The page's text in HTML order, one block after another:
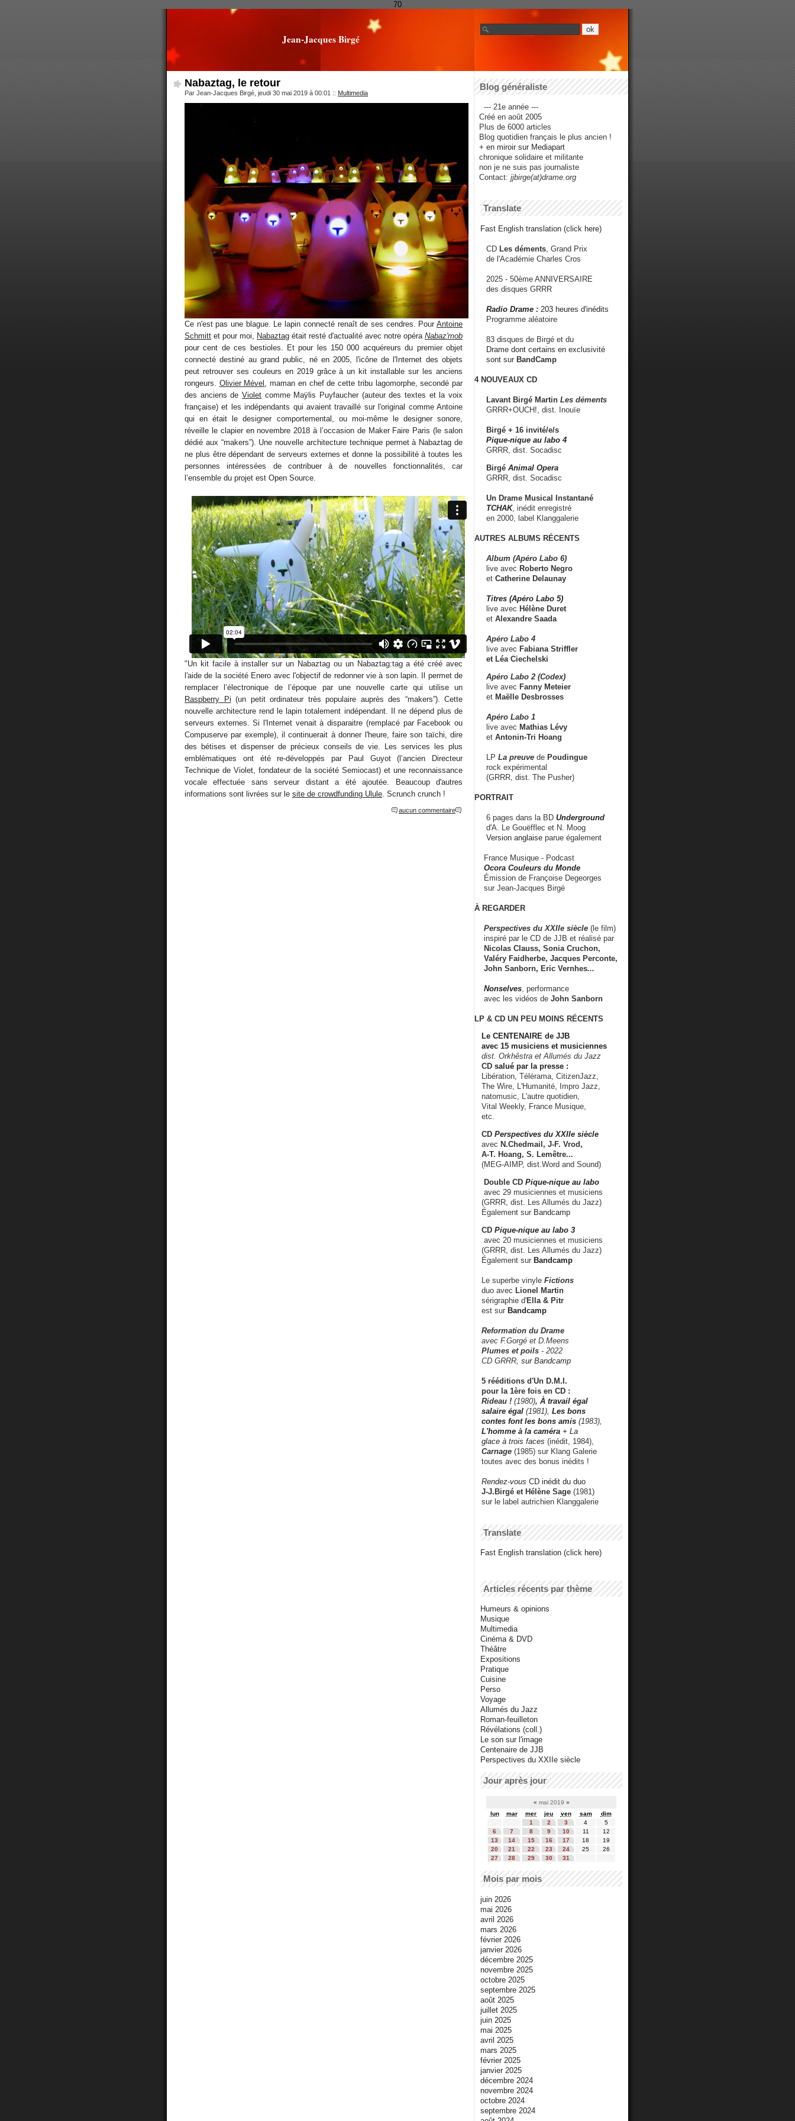
70
Jean-Jacques Birgé
Nabaztag, le retour
Par Jean-Jacques Birgé, jeudi 30 mai 2019 à 00:01 :: Multimedia
Ce n'est pas une blague. Le lapin connecté renaît de ses cendres. Pour Antoine
Schmitt et pour moi, Nabaztag était resté d'actualité avec notre opéra Nabaz'mob
pour cent de ces bestioles. Et pour les 150 000 acquéreurs du premier objet
connecté destiné au grand public, né en 2005, l'icône de l'Internet des objets
peut retrouver ses couleurs en 2019 grâce à un kit installable sur les anciens
rongeurs. Olivier Mével
, maman en chef de cette tribu lagomorphe, secondé par
des anciens de Violet comme Maÿlis Puyfaucher (auteur des textes et la voix
française) et les indépendants qui avaient travaillé sur l'original comme Antoine
qui en était le designer comportemental, ou moi-même le designer sonore,
réveille le clapier en novembre 2018 à l’occasion de Maker Faire Paris (le salon
dédié aux “makers”). Une nouvelle architecture technique permet à Nabaztag de
ne plus être dépendant de serveurs externes et donne la possibilité à toutes les
personnes intéressées de contribuer à de nouvelles fonctionnalités, car
l’ensemble du projet est Open Source.
"Un kit facile à installer sur un Nabaztag ou un Nabaztag:tag a été créé avec
l'aide de la société Enero avec l'objectif de redonner vie à son lapin. Il permet de
remplacer l’électronique de l’époque par une nouvelle carte qui utilise un
Raspberry Pi (un petit ordinateur très populaire auprès des “makers”). Cette
nouvelle architecture rend le lapin totalement indépendant. Il ne dépend plus de
serveurs externes. Si l'Internet venait à disparaitre (remplacé par Facebook ou
Compuserve par exemple), il continuerait à donner l'heure, faire son taïchi, dire
des bétises et dispenser de précieux conseils de vie. Les services les plus
emblématiques ont été re-développés par Paul Guyot (l’ancien Directeur
Technique de Violet, fondateur de la société Semiocast) et une reconnaissance
vocale effectuée sans serveur distant a été ajoutée. Beaucoup d'autres
informations sont livrées sur le site de crowdfunding Ulule . Scrunch crunch !
aucun commentaire
Blog généraliste
--- 21e année ---
Créé en août 2005
Plus de 6000 articles
Blog quotidien français le plus ancien !
+ en miroir sur Mediapart
chronique solidaire et militante
non je ne suis pas journaliste
Contact: jjbirge(at)drame.org
Translate
Fast English translation (click here)
CD Les déments , Grand Prix
de l'Académie Charles Cros
2025 - 50ème ANNIVERSAIRE
des disques GRRR
Radio Drame : 203 heures d'inédits
Programme aléatoire
83 disques de Birgé et du
Drame dont certains en exclusivité
sont sur BandCamp
4 NOUVEAUX CD
Lavant Birgé Martin Les déments
GRRR+OUCH!, dist. Inouïe
Birgé + 16 invité/e/s
Pique-nique au labo 4
GRRR, dist. Socadisc
Birgé Animal Opera
GRRR, dist. Socadisc
Un Drame Musical Instantané
TCHAK, inédit enregistré
en 2000, label Klanggalerie
AUTRES ALBUMS RÉCENTS
Album (Apéro Labo 6)
live avec Roberto Negro
et Catherine Delaunay
Titres (Apéro Labo 5)
live avec Hélène Duret
et Alexandre Saada
Apéro Labo 4
live avec Fabiana Striffler
et Léa Ciechelski
Apéro Labo 2 (Codex)
live avec Fanny Meteier
et Maëlle Desbrosses
Apéro Labo 1
live avec Mathias Lévy
et Antonin-Tri Hoang
LP La preuve de Poudingue
rock expérimental
(GRRR, dist. The Pusher)
PORTRAIT
6 pages dans la BD Underground
d'A. Le Gouëfflec et N. Moog
Version anglaise parue également
France Musique - Podcast
Ocora Couleurs du Monde
Émission de Françoise Degeorges
sur Jean-Jacques Birgé
À REGARDER
Perspectives du XXIIe siècle (le film)
inspiré par le CD de JJB et réalisé par
Nicolas Clauss, Sonia Cruchon,
Valéry Faidherbe, Jacques Perconte,
John Sanborn, Eric Vernhes...
Nonselves , performance
avec les vidéos de John Sanborn
LP & CD UN PEU MOINS RÉCENTS
Le CENTENAIRE de JJB
avec 15 musiciens et musiciennes
dist. Orkhêstra et Allumés du Jazz
CD salué par la presse :
Libération, Télérama, CitizenJazz,
The Wire, L'Humanité, Impro Jazz,
natomusic, L'autre quotidien,
Vital Weekly, France Musique,
etc.
CD Perspectives du XXIIe siècle
avec N.Chedmail, J-F. Vrod,
A-T. Hoang, S. Lemêtre...
(MEG-AIMP, dist.Word and Sound)
Double CD Pique-nique au labo
avec 29 musiciennes et musiciens
(GRRR, dist. Les Allumés du Jazz)
Également sur Bandcamp
CD Pique-nique au labo 3
avec 20 musiciennes et musiciens
(GRRR, dist. Les Allumés du Jazz)
Également sur Bandcamp
Le superbe vinyle Fictions
duo avec Lionel Martin
sérigraphie d'Ella & Pitr
est sur Bandcamp
Reformation du Drame
avec F.Gorgé et D.Meens
Plumes et poils - 2022
CD GRRR, sur Bandcamp
5 rééditions d'Un D.M.I.
pour la 1ère fois en CD :
Rideau ! (1980), À travail égal
salaire égal (1981), Les bons
contes font les bons amis (1983),
L'homme à la caméra + La
glace à trois faces (inédit, 1984),
Carnage (1985) sur Klang Galerie
toutes avec des bonus inédits !
Rendez-vous CD inédit du duo
J-J.Birgé et Hélène Sage (1981)
sur le label autrichien Klanggalerie
Translate
Fast English translation (click here)
Articles récents par thème
Humeurs & opinions
Musique
Multimedia
Cinéma & DVD
Théâtre
Expositions
Pratique
Cuisine
Perso
Voyage
Allumés du Jazz
Roman-feuilleton
Révélations (coll.)
Le son sur l'image
Centenaire de JJB
Perspectives du XXIIe siècle
Jour après jour
« mai 2019 »
lun
mar mer jeu ven sam
dim
1
2 3 4
5
6
7 8 9 10 11
12
13
14 15 16 17 18
19
20
21 22 23 24 25
26
27
28 29 30 31
Mois par mois
juin 2026
mai 2026
avril 2026
mars 2026
février 2026
janvier 2026
décembre 2025
novembre 2025
octobre 2025
septembre 2025
août 2025
juillet 2025
juin 2025
mai 2025
avril 2025
mars 2025
février 2025
janvier 2025
décembre 2024
novembre 2024
octobre 2024
septembre 2024